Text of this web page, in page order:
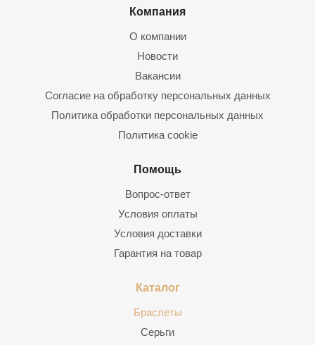
Компания
О компании
Новости
Вакансии
Согласие на обработку персональных данных
Политика обработки персональных данных
Политика cookie
Помощь
Вопрос-ответ
Условия оплаты
Условия доставки
Гарантия на товар
Каталог
Браслеты
Серьги